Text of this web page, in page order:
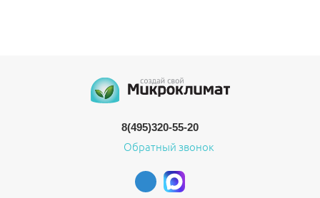
8(495)320-55-20
Обратный звонок